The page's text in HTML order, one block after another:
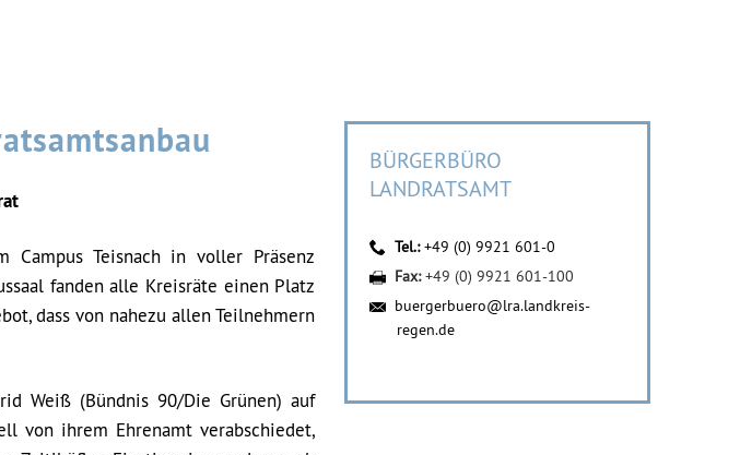
Teisnach in voller Präsenz
fanden alle Kreisräte einen Platz
dass von nahezu allen Teilnehmern
Weiß (Bündnis 90/Die Grünen) auf
von ihrem Ehrenamt verabschiedet,
BÜRGERBÜRO
LANDRATSAMT
Tel.:+49 (0) 9921 601-0
Fax:+49 (0) 9921 601-100
buergerbuero@lra.landkreis-
regen.de